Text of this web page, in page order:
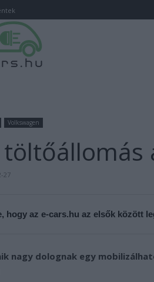
Volkswagen
27
hogy az e-cars.hu az elsők között
nagy dolognak egy